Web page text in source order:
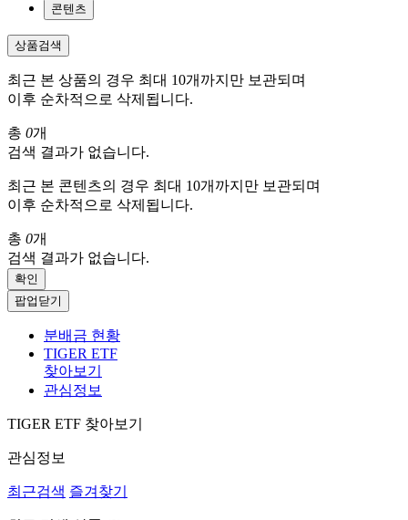
콘텐츠
상품검색
최근 본 상품의 경우 최대 10개까지만 보관되며
이후 순차적으로 삭제됩니다.
총 0개
검색 결과가 없습니다.
최근 본 콘텐츠의 경우 최대 10개까지만 보관되며
이후 순차적으로 삭제됩니다.
총 0개
검색 결과가 없습니다.
확인
팝업닫기
분배금 현황
TIGER ETF
찾아보기
관심정보
TIGER ETF 찾아보기
관심정보
최근검색 즐겨찾기